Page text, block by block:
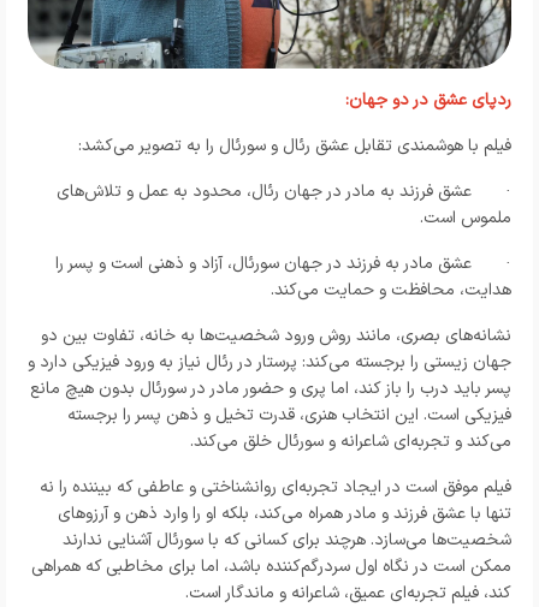
ردپای عشق در دو جهان:
فیلم با هوشمندی تقابل عشق رئال و سورئال را به تصویر می‌کشد:
· عشق فرزند به مادر در جهان رئال، محدود به عمل و تلاش‌های
ملموس است.
· عشق مادر به فرزند در جهان سورئال، آزاد و ذهنی است و پسر را
هدایت، محافظت و حمایت می‌کند.
نشانه‌های بصری، مانند روش ورود شخصیت‌ها به خانه، تفاوت بین دو
جهان زیستی را برجسته می‌کند: پرستار در رئال نیاز به ورود فیزیکی دارد و
پسر باید درب را باز کند، اما پری و حضور مادر در سورئال بدون هیچ مانع
فیزیکی است. این انتخاب هنری، قدرت تخیل و ذهن پسر را برجسته
می‌کند و تجربه‌ای شاعرانه و سورئال خلق می‌کند.
فیلم موفق است در ایجاد تجربه‌ای روانشناختی و عاطفی که بیننده را نه
تنها با عشق فرزند و مادر همراه می‌کند، بلکه او را وارد ذهن و آرزوهای
شخصیت‌ها می‌سازد. هرچند برای کسانی که با سورئال آشنایی ندارند
ممکن است در نگاه اول سردرگم‌کننده باشد، اما برای مخاطبی که همراهی
کند، فیلم تجربه‌ای عمیق، شاعرانه و ماندگار است.